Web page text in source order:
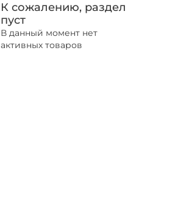
К сожалению, раздел
пуст
В данный момент нет
активных товаров